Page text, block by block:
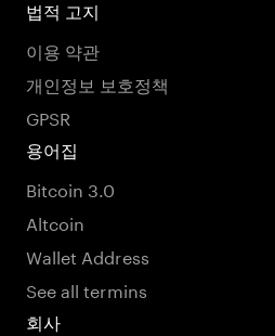
법적 고지
이용 약관
개인정보 보호정책
GPSR
용어집
Bitcoin 3.0
Altcoin
Wallet Address
See all termins
회사